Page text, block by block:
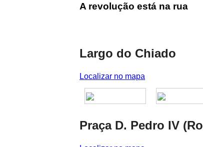
A revolução está na rua
Largo do Chiado
Localizar no mapa
Praça D. Pedro IV